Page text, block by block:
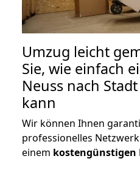
Umzug leicht
Sie, wie einfach
Neuss nach
kann
Wir können Ihnen
professionelles
einem kostengünstigen